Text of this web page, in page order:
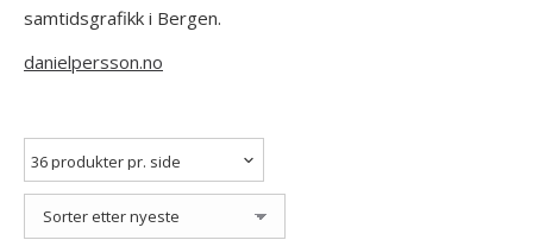
samtidsgrafikk i Bergen.
danielpersson.no